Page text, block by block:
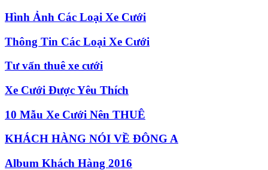
Hình Ảnh Các Loại Xe Cưới
Thông Tin Các Loại Xe Cưới
Tư vấn thuê xe cưới
Xe Cưới Được Yêu Thích
10 Mẫu Xe Cưới Nên THUÊ
KHÁCH HÀNG NÓI VỀ ĐÔNG A
Album Khách Hàng 2016